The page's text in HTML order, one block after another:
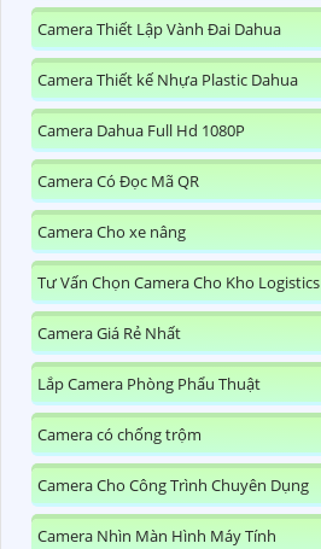
Camera Thiết Lập Vành Đai Dahua
Camera Thiết kế Nhựa Plastic Dahua
Camera Dahua Full Hd 1080P
Camera Có Đọc Mã QR
Camera Cho xe nâng
Tư Vấn Chọn Camera Cho Kho Logistics
Camera Giá Rẻ Nhất
Lắp Camera Phòng Phẩu Thuật
Camera có chống trộm
Camera Cho Công Trình Chuyên Dụng
Camera Nhìn Màn Hình Máy Tính